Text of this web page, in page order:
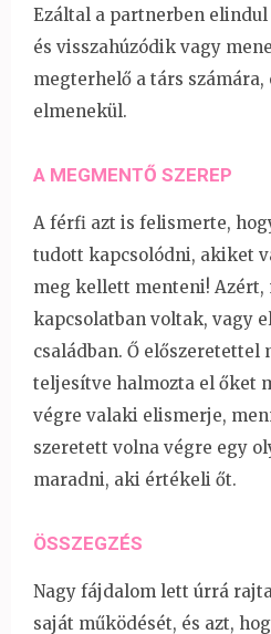
Ezáltal a partnerben
és visszahúzódik vagy
megterhelő a társ számára,
elmenekül.
A MEGMENTŐ SZEREP
A férfi azt is felismerte,
tudott kapcsolódni, akiket
meg kellett menteni! Azért,
kapcsolatban voltak, vagy
családban. Ő előszeretettel
teljesítve halmozta el őket
végre valaki elismerje,
szeretett volna végre egy
maradni, aki értékeli őt.
ÖSSZEGZÉS
Nagy fájdalom lett úrrá
saját működését, és azt,